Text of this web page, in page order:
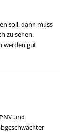
soll, dann muss
zu sehen.
werden gut
und